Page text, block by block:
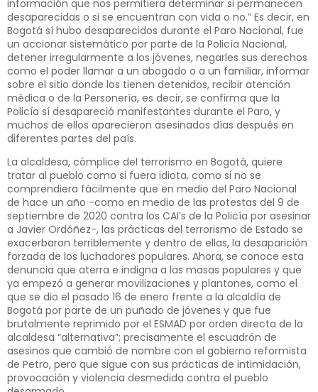
información que nos permitiera determinar si permanecen
desaparecidas o si se encuentran con vida o no.” Es decir, en
Bogotá sí hubo desaparecidos durante el Paro Nacional, fue
un accionar sistemático por parte de la Policía Nacional,
detener irregularmente a los jóvenes, negarles sus derechos
como el poder llamar a un abogado o a un familiar, informar
sobre el sitio donde los tienen detenidos, recibir atención
médica o de la Personería, es decir, se confirma que la
Policía sí desapareció manifestantes durante el Paro, y
muchos de ellos aparecieron asesinados días después en
diferentes partes del país.
La alcaldesa, cómplice del terrorismo en Bogotá, quiere
tratar al pueblo como si fuera idiota, como si no se
comprendiera fácilmente que en medio del Paro Nacional
de hace un año -como en medio de las protestas del 9 de
septiembre de 2020 contra los CAI’s de la Policía por asesinar
a Javier Ordóñez-, las prácticas del terrorismo de Estado se
exacerbaron terriblemente y dentro de ellas, la desaparición
forzada de los luchadores populares. Ahora, se conoce esta
denuncia que aterra e indigna a las masas populares y que
ya empezó a generar movilizaciones y plantones, como el
que se dio el pasado 16 de enero frente a la alcaldía de
Bogotá por parte de un puñado de jóvenes y que fue
brutalmente reprimido por el ESMAD por orden directa de la
alcaldesa “alternativa”; precisamente el escuadrón de
asesinos que cambió de nombre con el gobierno reformista
de Petro, pero que sigue con sus prácticas de intimidación,
provocación y violencia desmedida contra el pueblo